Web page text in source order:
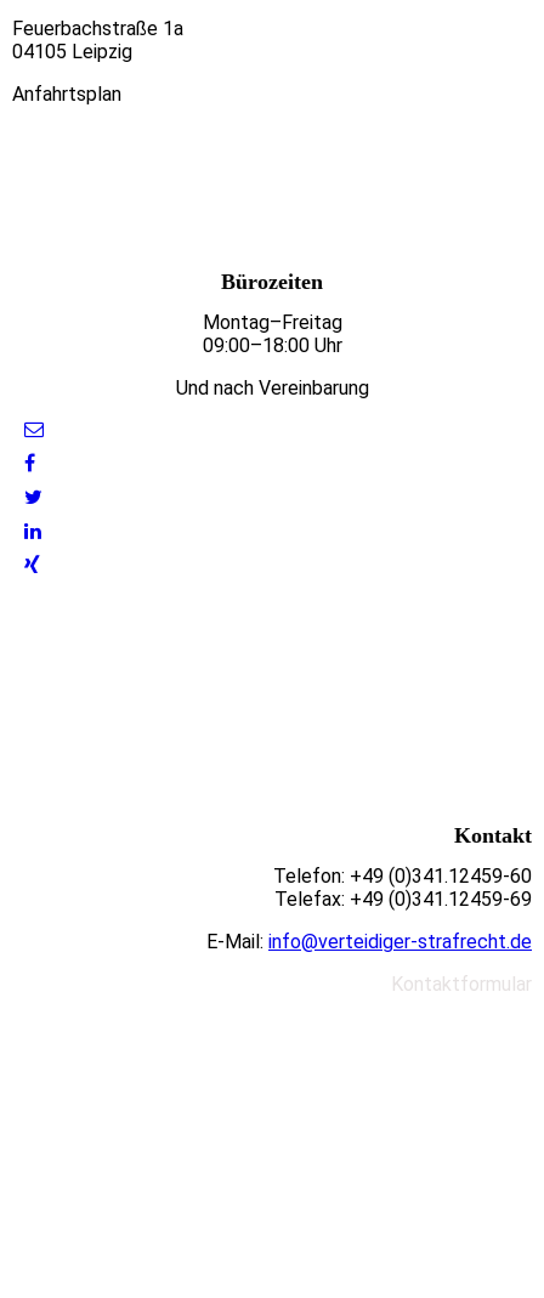
Feuerbachstraße 1a
04105 Leipzig
Anfahrtsplan
Bürozeiten
Montag–Freitag
09:00–18:00 Uhr
Und nach Vereinbarung
Kontakt
Telefon: +49 (0)341.12459-60
Telefax: +49 (0)341.12459-69
E-Mail: info@verteidiger-strafrecht.de
Kontaktformular